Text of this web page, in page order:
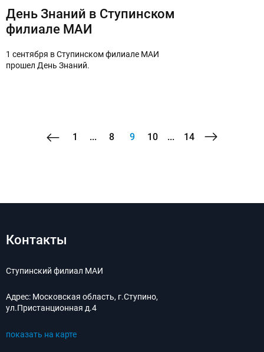
День Знаний в Ступинском
филиале МАИ
1 сентября в Ступинском филиале МАИ
прошел День Знаний.
1 ... 8 9 10 ... 14
Контакты
Ступинский филиал МАИ
Адрес: Московская область, г.Ступино,
ул.Пристанционная д.4
показать на карте